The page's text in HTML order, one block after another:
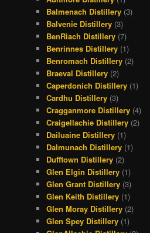
Balmenach Distillery (3)
Balvenie Distillery (3)
BenRiach Distillery (7)
Benrinnes Distillery (1)
Benromach Distillery (2)
Braeval Distillery (2)
Caperdonich Distillery (1)
Cardhu Distillery (3)
Cragganmore Distillery (4)
Craigellachie Distillery (2)
Dailuaine Distillery (1)
Dalmunach Distillery (1)
Dufftown Distillery (2)
Glen Elgin Distillery (1)
Glen Grant Distillery (3)
Glen Keith Distillery (1)
Glen Moray Distillery (2)
Glen Spey Distillery (1)